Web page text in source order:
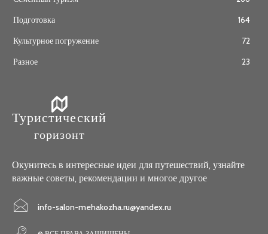
Подготовка
164
Культурное погружение
72
Разное
23
Туристический
горизонт
Окунитесь в интересные идеи для путешествий, узнайте
важные советы, рекомендации и многое другое
info-salon-mehakozha.ru@yandex.ru